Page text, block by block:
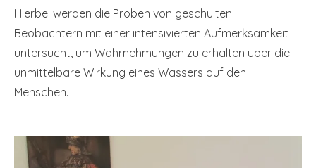
Hierbei werden die Proben von geschulten
Beobachtern mit einer intensivierten Aufmerksamkeit
untersucht, um Wahrnehmungen zu erhalten über die
unmittelbare Wirkung eines Wassers auf den
Menschen.